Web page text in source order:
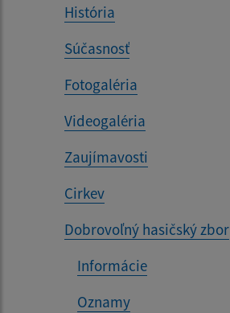
História
Súčasnosť
Fotogaléria
Videogaléria
Zaujímavosti
Cirkev
Dobrovoľný hasičský zbor
Informácie
Oznamy